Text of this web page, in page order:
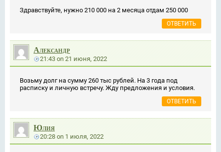
Здравствуйте, нужно 210 000 на 2 месяца отдам 250 000
ОТВЕТИТЬ
Александр
21:43on21 июня, 2022
Возьму долг на сумму 260 тыс рублей. На 3 года под
расписку и личную встречу. Жду предложения и условия.
ОТВЕТИТЬ
Юлия
20:28on1 июля, 2022